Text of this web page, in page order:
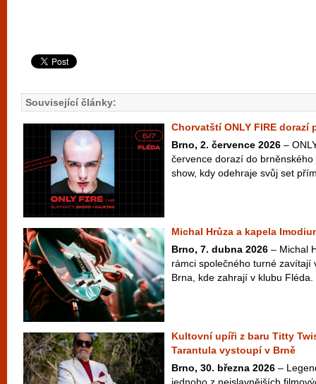
Související články:
Chorvatští ONLY FIRE dorazí
Brno, 2. července 2026 –
července dorazí do
show, kdy odehraje svůj set
Michal Hrůza a kapela
Brno, 7. dubna 2026 – Michal
rámci společného turné zavítají
Brna, kde zahrají v klubu
Kultovní upíři z baru Titty
Tarantula vystoupí v Brně
Brno, 30. března 2026 –